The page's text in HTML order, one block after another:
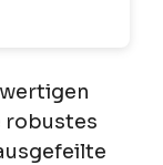
robustes